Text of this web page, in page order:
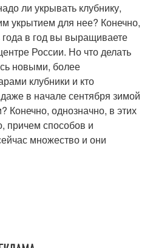
ли укрывать клубнику,
укрытием для нее? Конечно,
года в год вы выращиваете
России. Но что делать
новыми, более
клубники и кто
в начале сентября зимой
Конечно, однозначно, в этих
причем способов и
множество и они